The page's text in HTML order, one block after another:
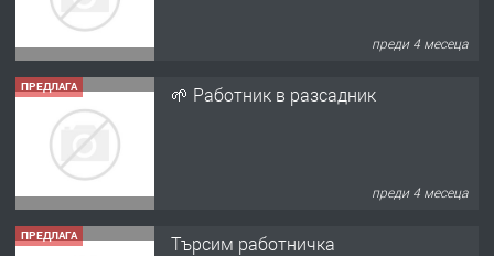
преди 4 месеца
ПРЕДЛАГА Търсим работничка
преди 10 месеца
ПРЕДЛАГА
Продава употребявани чисти и